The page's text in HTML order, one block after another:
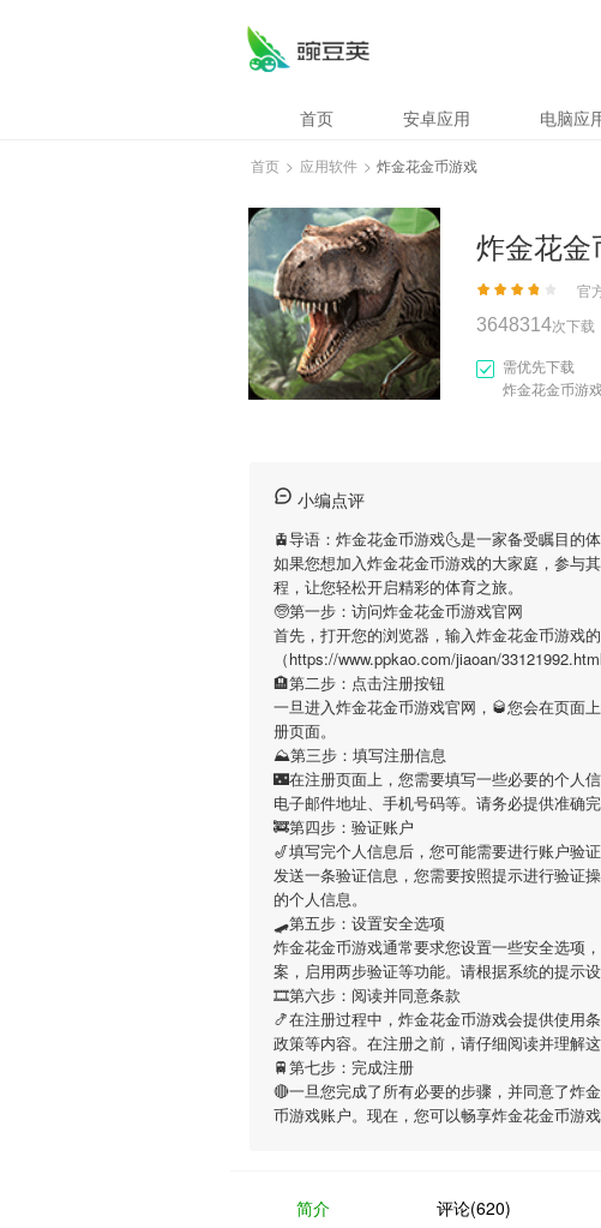
首页 安卓应用 电脑应
首页 > 应用软件 > 炸金花金币游戏
炸金花金
官
3648314次下载
需优先下载
炸金花金币游
小编点评
🚊导语： 炸金花金币游戏🌜是一家备受瞩目的
如果您想加入炸金花金币游戏的大家庭，参与
程，让您轻松开启精彩的体育之旅。
🧓第一步：访问炸金花金币游戏官网
首先，打开您的浏览器，输入炸金花金币游戏
（https://www.ppkao.com/jiaoan/
🏨第二步：点击注册按钮
一旦进入炸金花金币游戏官网，🥃您会在页面
册页面。
⛰第三步：填写注册信息
🌃在注册页面上，您需要填写一些必要的个人
电子邮件地址、手机号码等。请务必提供准确
🚒第四步：验证账户
🎷填写完个人信息后，您可能需要进行账户验证
发送一条验证信息，您需要按照提示进行验证
的个人信息。
🛹第五步：设置安全选项
炸金花金币游戏通常要求您设置一些安全选项
案，启用两步验证等功能。请根据系统的提示
🎞第六步：阅读并同意条款
🍤在注册过程中， 炸金花金币游戏会提供使用
政策等内容。在注册之前，请仔细阅读并理解
🚆第七步：完成注册
🔴一旦您完成了所有必要的步骤，并同意了炸
币游戏账户。现在，您可以畅享炸金花金币游戏
简介 评论(620)